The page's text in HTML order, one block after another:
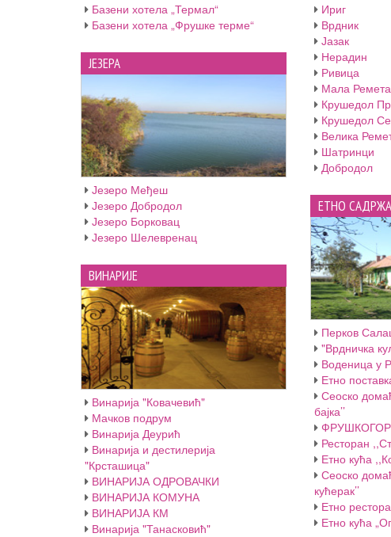
Базени хотела „Термал“
Базени хотела „Фрушке терме“
Ириг
Врдник
Јазак
Нерадин
Ривица
Мала Ремета
Крушедол
Крушедол
Велика
Шатринци
Добродол
ЈЕЗЕРА
Језеро Међеш
Језеро Добродол
Језеро Борковац
Језеро Шелевренац
ЕТНО
Перков
"Врдничка
Воденица у
Етно
Сеоско
бајка’’
Ресторан
Етно кућа
Сеоско
кућерак’’
Етно
Етно кућа
ВИНАРИЈЕ
Винарија "Ковачевић"
Мачков подрум
Винарија Деурић
Винарија и дестилерија
"Крсташица"
ВИНАРИЈА ОДРОВАЧКИ
ВИНАРИЈА КОМУНА
ВИНАРИЈА КМ
Винарија "Танасковић"